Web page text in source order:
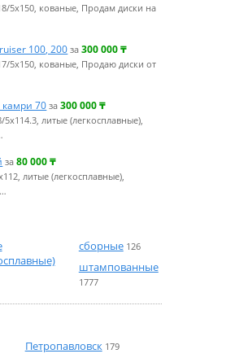
5x150, кованые, Продам диски на
100, 200 за300 000₸
5x150, кованые, Продаю диски от
камри 70 за300 000₸
литые (легкосплавные),
за80 000₸
литые (легкосплавные),
сборные 126
штампованные
1777
Петропавловск 179